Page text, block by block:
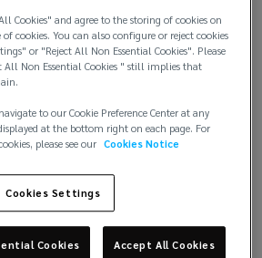
Cookies" and agree to the storing of cookies on
cookies. You can also configure or reject cookies
or "Reject All Non Essential Cookies". Please
All Non Essential Cookies " still implies that
to our Cookie Preference Center at any
at the bottom right on each page. For
please see our Cookies Notice
Cookies Settings
Cookies Accept All Cookies